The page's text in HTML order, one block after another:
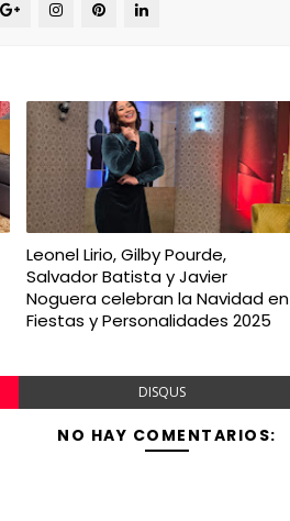
Leonel Lirio, Gilby Pourde,
Salvador Batista y Javier
Noguera celebran la Navidad en
Fiestas y Personalidades 2025
DISQUS
NO HAY COMENTARIOS: